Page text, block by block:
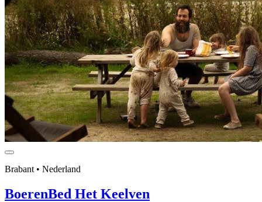
Brabant • Nederland
BoerenBed Het Keelven